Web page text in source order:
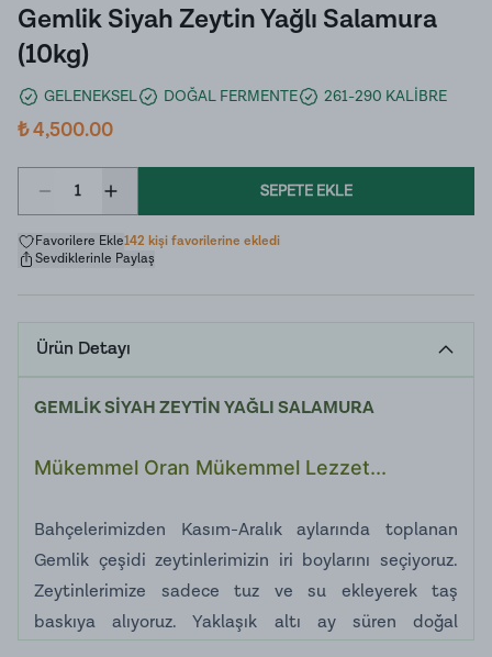
Gemlik Siyah Zeytin Yağlı Salamura
(10kg)
GELENEKSEL DOĞAL FERMENTE 261-290 KALİBRE
₺ 4,500.00
1 SEPETE EKLE
Favorilere Ekle142 kişi favorilerine ekledi
Sevdiklerinle Paylaş
Ürün Detayı
GEMLİK SİYAH ZEYTİN YAĞLI SALAMURA
Mükemmel Oran Mükemmel Lezzet...
Bahçelerimizden Kasım-Aralık aylarında toplanan
Gemlik çeşidi zeytinlerimizin iri boylarını seçiyoruz.
Zeytinlerimize sadece tuz ve su ekleyerek taş
baskıya alıyoruz. Yaklaşık altı ay süren doğal